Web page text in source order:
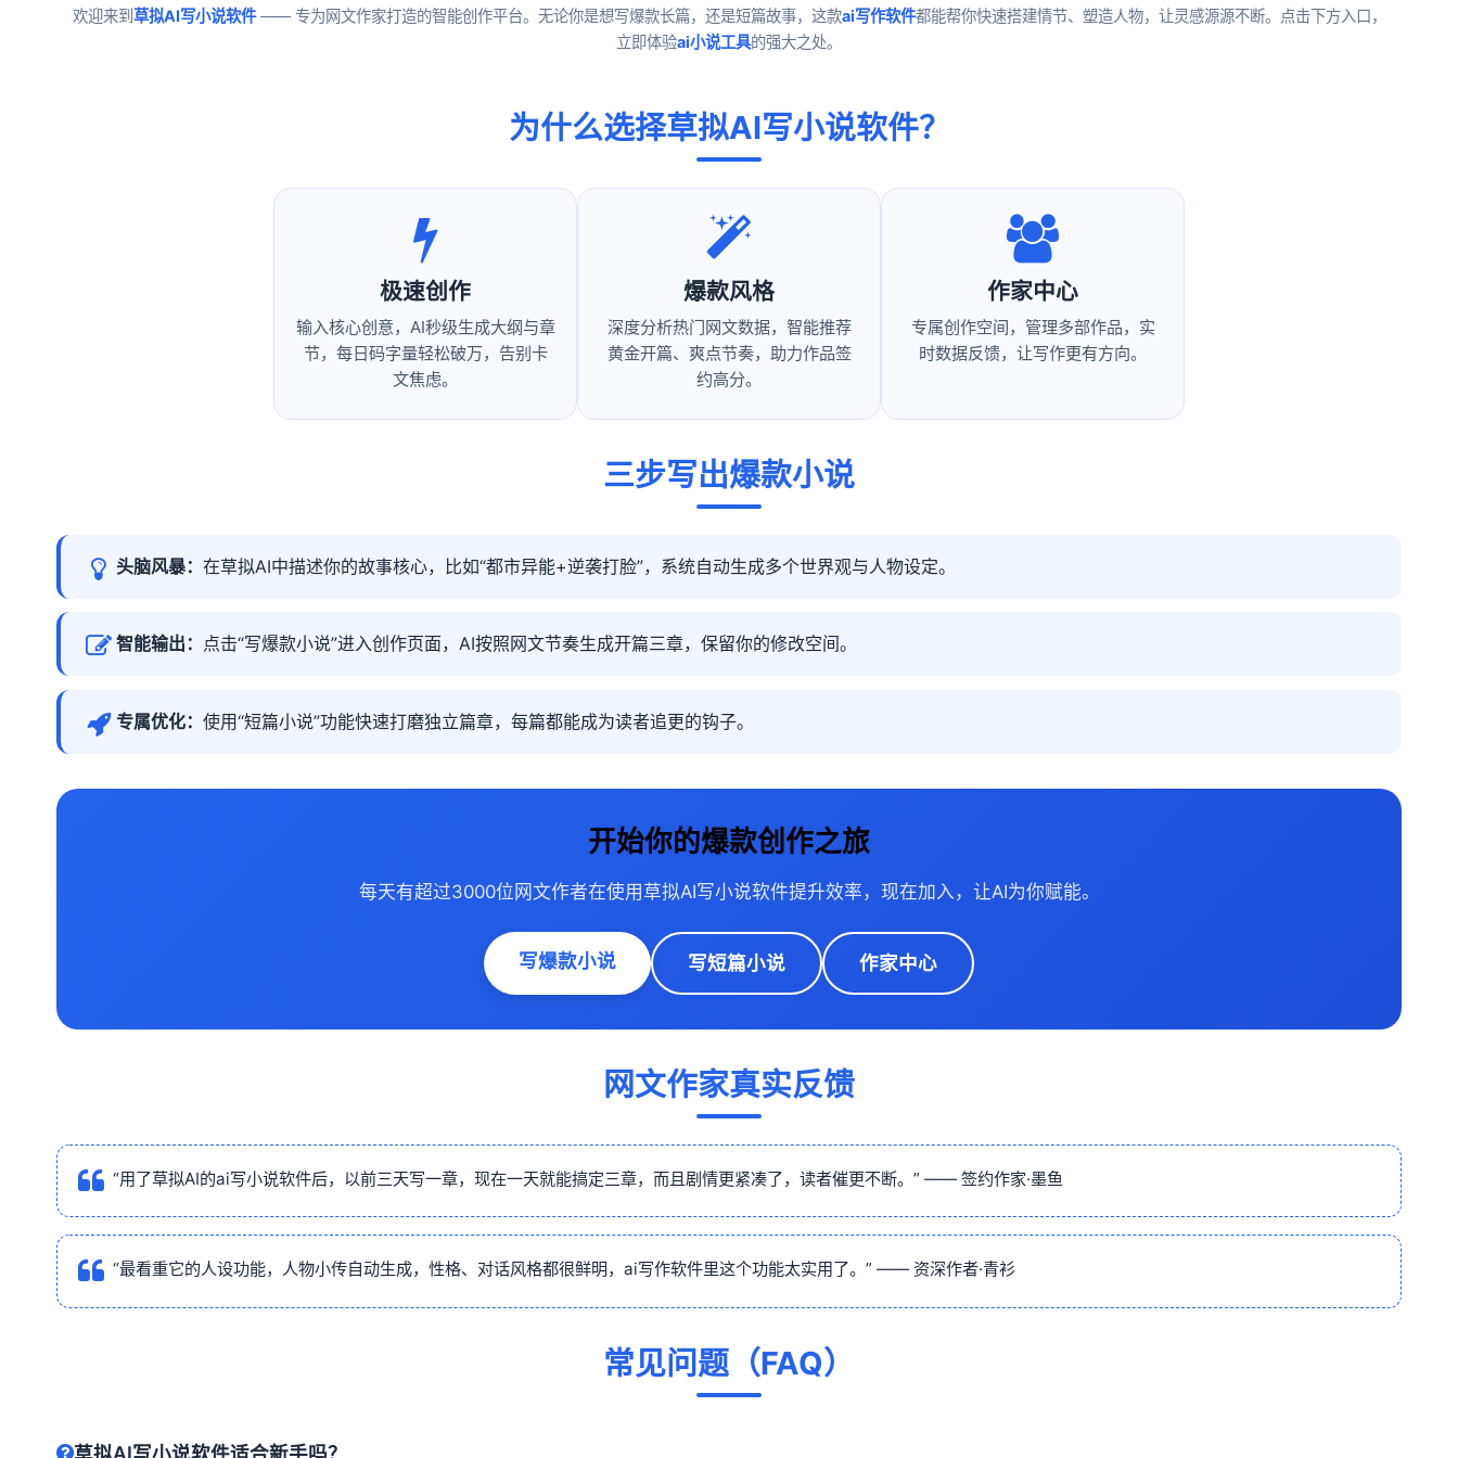
欢迎来到草拟AI写小说软件—— 专为网文作家打造的智能创作平台。无论你是想写爆款长篇，还是短篇故事，这款ai写作软件都能帮你快速搭建情节、塑造人物，让灵感源源不断。点击下方入口，
立即体验ai小说工具的强大之处。
为什么选择草拟AI写小说软件？
极速创作
输入核心创意，AI秒级生成大纲与章
节，每日码字量轻松破万，告别卡
文焦虑。
爆款风格
深度分析热门网文数据，智能推荐
黄金开篇、爽点节奏，助力作品签
约高分。
作家中心
专属创作空间，管理多部作品，实
时数据反馈，让写作更有方向。
三步写出爆款小说
头脑风暴：在草拟AI中描述你的故事核心，比如“都市异能+逆袭打脸”，系统自动生成多个世界观与人物设定。
智能输出： 点击“写爆款小说”进入创作页面，AI按照网文节奏生成开篇三章，保留你的修改空间。
专属优化：使用“短篇小说”功能快速打磨独立篇章，每篇都能成为读者追更的钩子。
开始你的爆款创作之旅
每天有超过3000位网文作者在使用草拟AI写小说软件提升效率，现在加入，让AI为你赋能。
写爆款小说 写短篇小说 作家中心
网文作家真实反馈
“用了草拟AI的ai写小说软件后，以前三天写一章，现在一天就能搞定三章，而且剧情更紧凑了，读者催更不断。” —— 签约作家·墨鱼
“最看重它的人设功能，人物小传自动生成，性格、对话风格都很鲜明，ai写作软件里这个功能太实用了。” —— 资深作者·青衫
常见问题（FAQ）
草拟AI写小说软件适合新手吗？